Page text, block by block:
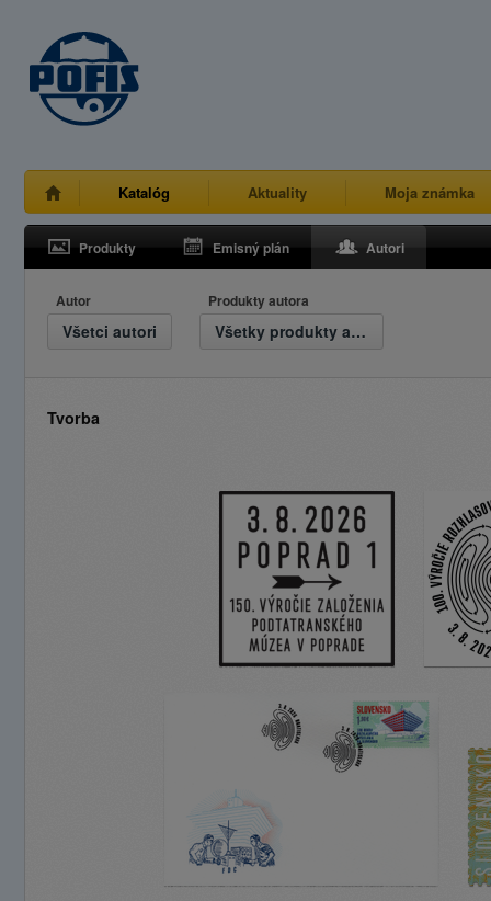
Katalóg Aktuality Moja známka
Produkty Emisný plán Autori
Autor
Všetci autori
Produkty autora
Všetky produkty autora
Tvorba